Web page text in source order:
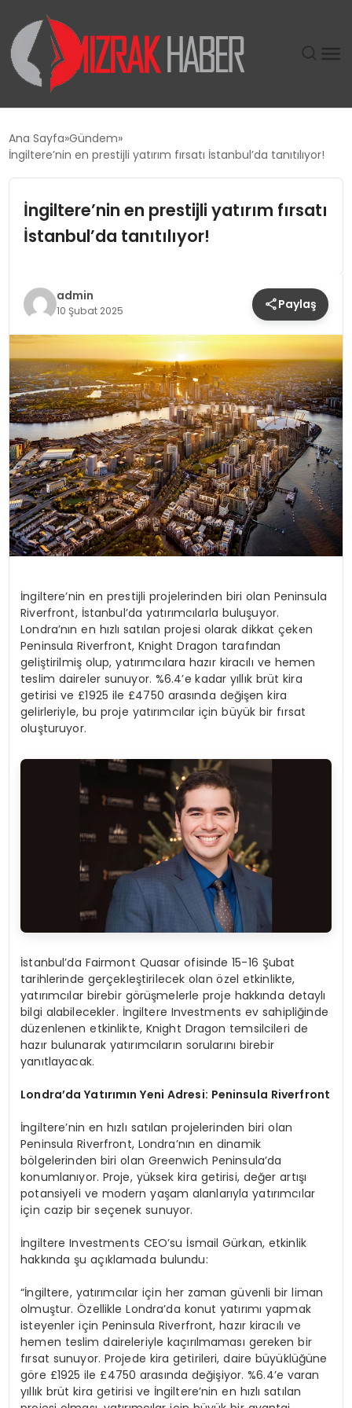
DÜNYA
SPOR
TEKNOLOJI
YAŞAM
Ana Sayfa Gündem
İngiltere’nin en prestijli yatırım fırsatı İstanbul’da tanıtılıyor!
İngiltere’nin en prestijli yatırım fırsatı
İstanbul’da tanıtılıyor!
admin
10 Şubat 2025 Paylaş
İngiltere’nin en prestijli projelerinden biri olan Peninsula
Riverfront, İstanbul’da yatırımcılarla buluşuyor.
Londra’nın en hızlı satılan projesi olarak dikkat çeken
Peninsula Riverfront, Knight Dragon tarafından
geliştirilmiş olup, yatırımcılara hazır kiracılı ve hemen
teslim daireler sunuyor. %6.4’e kadar yıllık brüt kira
getirisi ve £1925 ile £4750 arasında değişen kira
gelirleriyle, bu proje yatırımcılar için büyük bir fırsat
oluşturuyor.
İstanbul’da Fairmont Quasar ofisinde 15-16 Şubat
tarihlerinde gerçekleştirilecek olan özel etkinlikte,
yatırımcılar birebir görüşmelerle proje hakkında detaylı
bilgi alabilecekler. İngiltere Investments ev sahipliğinde
düzenlenen etkinlikte, Knight Dragon temsilcileri de
hazır bulunarak yatırımcıların sorularını birebir
yanıtlayacak.
Londra’da Yatırımın Yeni Adresi: Peninsula Riverfront
İngiltere’nin en hızlı satılan projelerinden biri olan
Peninsula Riverfront, Londra’nın en dinamik
bölgelerinden biri olan Greenwich Peninsula’da
konumlanıyor. Proje, yüksek kira getirisi, değer artışı
potansiyeli ve modern yaşam alanlarıyla yatırımcılar
için cazip bir seçenek sunuyor.
İngiltere Investments CEO’su İsmail Gürkan, etkinlik
hakkında şu açıklamada bulundu:
“İngiltere, yatırımcılar için her zaman güvenli bir liman
olmuştur. Özellikle Londra’da konut yatırımı yapmak
isteyenler için Peninsula Riverfront, hazır kiracılı ve
hemen teslim daireleriyle kaçırılmaması gereken bir
fırsat sunuyor. Projede kira getirileri, daire büyüklüğüne
göre £1925 ile £4750 arasında değişiyor. %6.4’e varan
yıllık brüt kira getirisi ve İngiltere’nin en hızlı satılan